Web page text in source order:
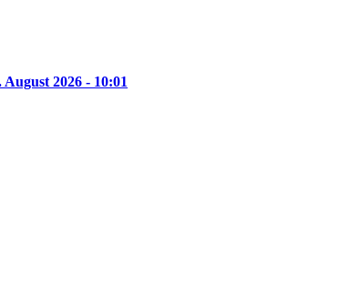
August 2026 - 10:01